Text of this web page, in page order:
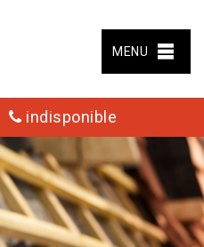
MENU
indisponible